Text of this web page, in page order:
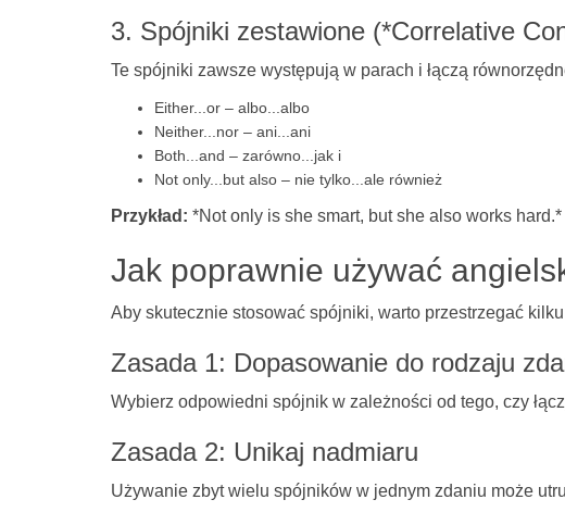
3. Spójniki zestawione (*Correlative
Te spójniki zawsze występują w parach i łączą
Either...or – albo...albo
Neither...nor – ani...ani
Both...and – zarówno...jak i
Not only...but also – nie tylko...ale również
Przykład: *Not only is she smart, but she also works
Jak poprawnie używać
Aby skutecznie stosować spójniki, warto przestrzegać
Zasada 1: Dopasowanie do rodzaju
Wybierz odpowiedni spójnik w zależności od tego, czy
Zasada 2: Unikaj nadmiaru
Używanie zbyt wielu spójników w jednym zdaniu może